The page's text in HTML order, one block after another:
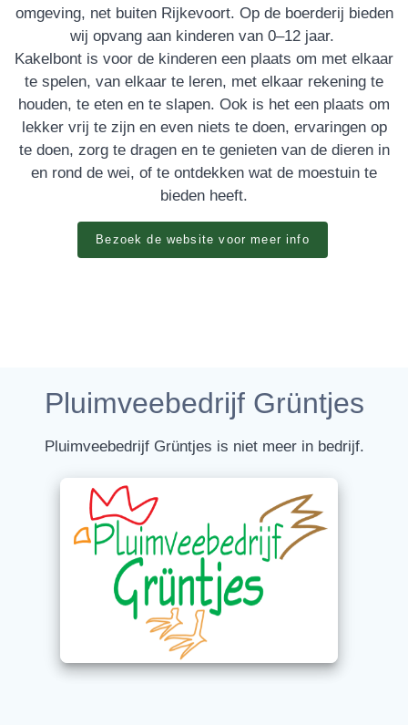
omgeving, net buiten Rijkevoort. Op de boerderij bieden
wij opvang aan kinderen van 0–12 jaar.
Kakelbont is voor de kinderen een plaats om met elkaar
te spelen, van elkaar te leren, met elkaar rekening te
houden, te eten en te slapen. Ook is het een plaats om
lekker vrij te zijn en even niets te doen, ervaringen op
te doen, zorg te dragen en te genieten van de dieren in
en rond de wei, of te ontdekken wat de moestuin te
bieden heeft.
Bezoek de website voor meer info
Pluimveebedrijf Grüntjes
Pluimveebedrijf Grüntjes is niet meer in bedrijf.